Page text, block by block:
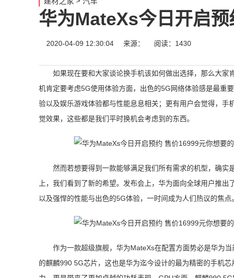
华为MateXs今日开启
2020-04-09 12:30:04 来源： 阅读：1430
如果现在要和大家谈论换手机该如何做出选择，那么大
机肯定要考虑5G使用体验方面，出色的5G网络体验感是最重
验以及娱乐游戏体验都与性能息息相关；更有用户会觉得，
觉效果，这些都是我们平时换机会考虑到的东西。
然而若想要得到一款能够满足我们所有需求的机型，确
上，我们看到了新的希望。发布会上，华为面向全球用户推
以及强悍的性能与出色的5G体验，一时间成为人们热议的焦点。
作为一款超级旗舰，华为MateXs在配置方面势必是华为
的麒麟990 5G芯片，这也是华为迄今设计的最为精密的手机